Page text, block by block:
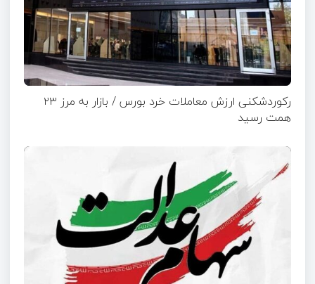
رکوردشکنی ارزش معاملات خرد بورس / بازار به مرز ۲۳
همت رسید